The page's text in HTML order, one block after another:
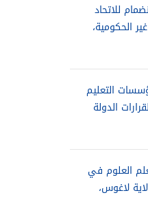
للاتحاد
الحكومية،
التعليم
الدولة
العلوم في
لاغوس،